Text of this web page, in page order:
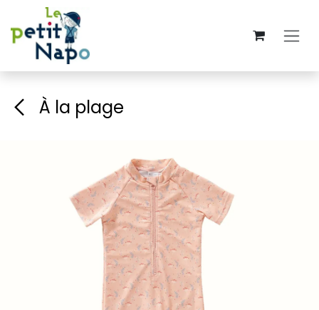
Se rendre au contenu
À la plage